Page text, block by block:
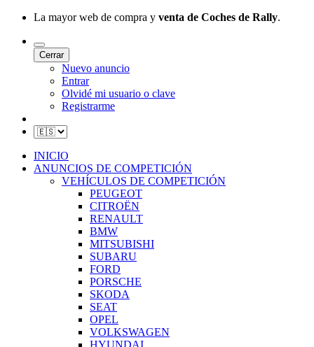
La mayor web de compra y venta de Coches de Rally.
Cerrar
Nuevo anuncio
Entrar
Olvidé mi usuario o clave
Registrarme
INICIO
ANUNCIOS DE COMPETICIÓN
VEHÍCULOS DE COMPETICIÓN
PEUGEOT
CITROËN
RENAULT
BMW
MITSUBISHI
SUBARU
FORD
PORSCHE
SKODA
SEAT
OPEL
VOLKSWAGEN
HYUNDAI